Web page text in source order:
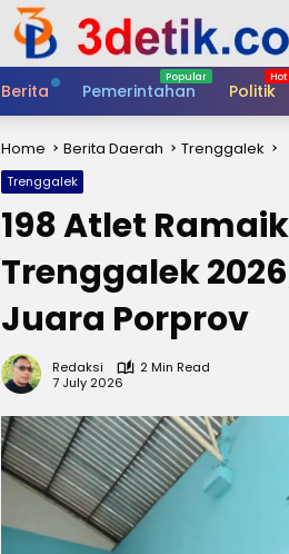
Berita Pemerintahan Politik
Home Berita Daerah Trenggalek
Trenggalek
198 Atlet
Trenggalek
Juara Porprov
Redaksi
2 Min Read
7 July 2026